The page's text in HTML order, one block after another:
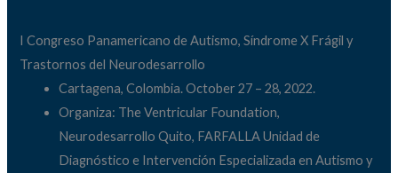
I Congreso Panamericano de Autismo, Síndrome X Frágil y
Trastornos del Neurodesarrollo
Cartagena, Colombia. October 27 – 28, 2022.
Organiza: The Ventricular Foundation,
Neurodesarrollo Quito, FARFALLA Unidad de
Diagnóstico e Intervención Especializada en Autismo y